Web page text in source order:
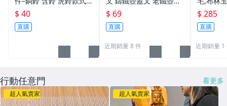
吊飾 銅製
$ 40
直購
子配件 生鐵壺器 老鐵壺
器
$ 69
直購
近期銷量 8 件
6，贈中
五帝錢
$ 285
直購
近期銷量 1
行動任意門 看更多
超人氣賣家 超人氣賣家